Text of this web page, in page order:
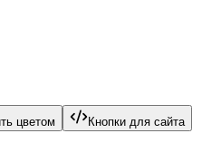
цветом Кнопки для сайта